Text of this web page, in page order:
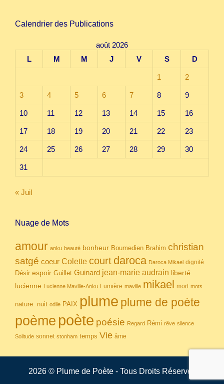
Calendrier des Publications
août 2026
L
M M J V S D
1 2
3 4 5 6 7 8 9
10 11 12 13 14 15 16
17 18 19 20 21 22 23
24 25 26 27 28 29 30
31
« Juil
Nuage de Mots
amour anku beauté bonheur Boumedien Brahim christian
satgé coeur Colette court daroca Daroca Mikael dignité
Désir espoir Guillet Guinard jean-marie audrain liberté
lucienne Lucienne Maville-Anku Lumière maville mikael mort mots
nature. nuit odile PAIX plume plume de poète
poème poète poésie Regard Rémi rêve silence
Solitude sonnet stonham temps Vie âme
2026 © Plume de Poète - Tous Droits Réservés